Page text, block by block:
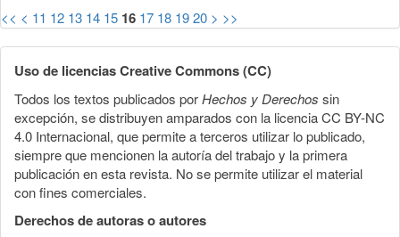
<< < 11 12 13 14 15 16 17 18 1920 > >>
Uso de licencias Creative Commons (CC)
Todos los textos publicados porHechos y Derechos sin
excepción, se distribuyen amparados con la licencia CC BY-NC
4.0 Internacional, que permite a terceros utilizar lo publicado,
siempre que mencionen la autoría del trabajo y la primera
publicación en esta revista. No se permite utilizar el material
con fines comerciales.
Derechos de autoras o autores